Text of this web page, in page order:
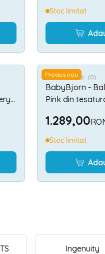
Stoc limitat
Produs nou (0)
BabyBjorn -
Pink din
1.289,00
Stoc limitat
Ingenuity